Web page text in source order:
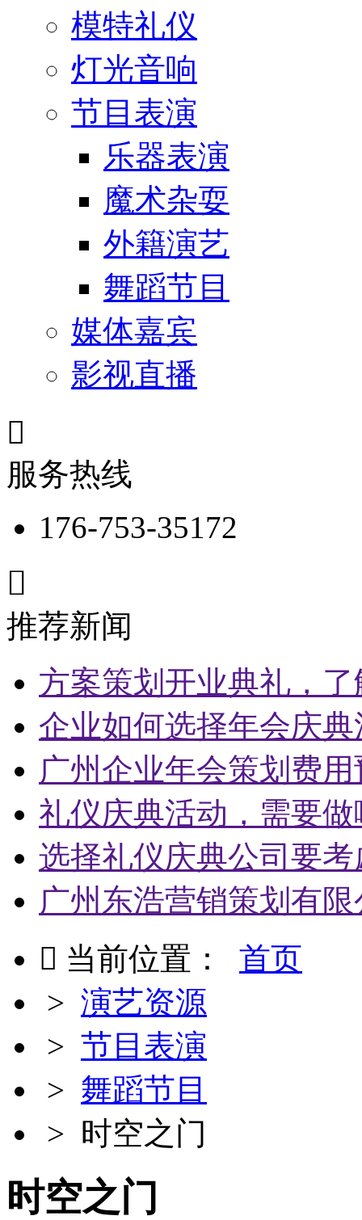
模特礼仪
灯光音响
节目表演
乐器表演
魔术杂耍
外籍演艺
舞蹈节目
媒体嘉宾
影视直播

服务热线
176-753-35172

推荐新闻
方案策划开业典礼，
企业如何选择年会庆
广州企业年会策划费
礼仪庆典活动，需要
选择礼仪庆典公司要
广州东浩营销策划有
 当前位置： 首页
> 演艺资源
> 节目表演
> 舞蹈节目
> 时空之门
时空之门